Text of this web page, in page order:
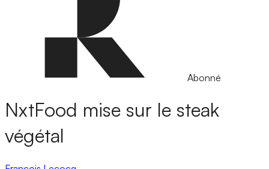
Abonné
NxtFood mise sur le steak
végétal